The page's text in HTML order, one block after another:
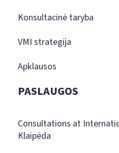
Konsultacinė taryba
VMI strategija
Apklausos
PASLAUGOS
Consultations at
Klaipėda